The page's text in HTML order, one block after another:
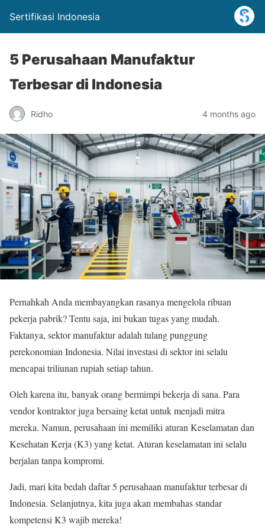
Sertifikasi Indonesia
5 Perusahaan Manufaktur
Terbesar di Indonesia
Ridho 4 months ago
Pernahkah Anda membayangkan rasanya mengelola ribuan
pekerja pabrik? Tentu saja, ini bukan tugas yang mudah.
Faktanya, sektor manufaktur adalah tulang punggung
perekonomian Indonesia. Nilai investasi di sektor ini selalu
mencapai triliunan rupiah setiap tahun.
Oleh karena itu, banyak orang bermimpi bekerja di sana. Para
vendor kontraktor juga bersaing ketat untuk menjadi mitra
mereka. Namun, perusahaan ini memiliki aturan Keselamatan dan
Kesehatan Kerja (K3) yang ketat. Aturan keselamatan ini selalu
berjalan tanpa kompromi.
Jadi, mari kita bedah daftar 5 perusahaan manufaktur terbesar di
Indonesia. Selanjutnya, kita juga akan membahas standar
kompetensi K3 wajib mereka!